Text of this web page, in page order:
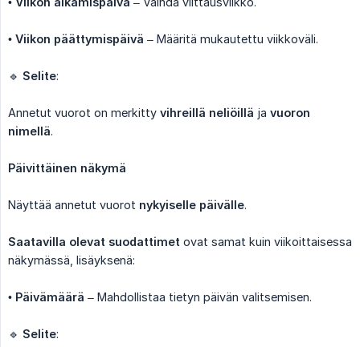
• Viikon päättymispäivä – Määritä mukautettu viikkoväli.
🔹 Selite:
Annetut vuorot on merkitty vihreillä neliöillä ja vuoron
nimellä.
Päivittäinen näkymä
Näyttää annetut vuorot nykyiselle päivälle.
Saatavilla olevat suodattimet ovat samat kuin viikoittaisessa
näkymässä, lisäyksenä:
• Päivämäärä – Mahdollistaa tietyn päivän valitsemisen.
🔹 Selite: